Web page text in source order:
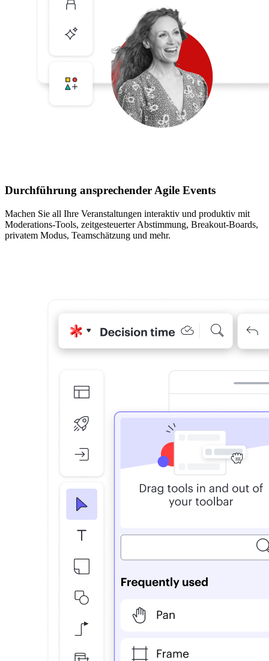
Durchführung ansprechender Agile Events
Machen Sie all Ihre Veranstaltungen interaktiv und produktiv mit
Moderations-Tools, zeitgesteuerter Abstimmung, Breakout-Boards,
privatem Modus, Teamschätzung und mehr.